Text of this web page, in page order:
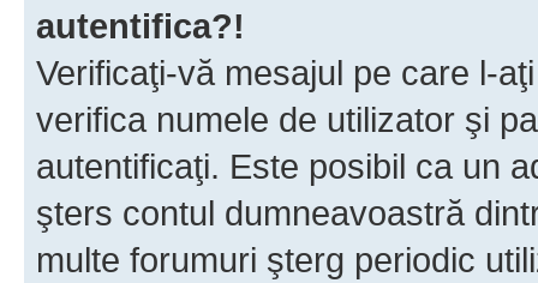
autentifica?!
Verificaţi-vă mesajul pe care l-
verifica numele de utilizator şi
autentificaţi. Este posibil ca un
şters contul dumneavoastră
multe forumuri şterg periodic